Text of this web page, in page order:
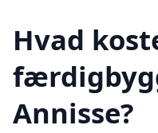
Hvad
Annisse?